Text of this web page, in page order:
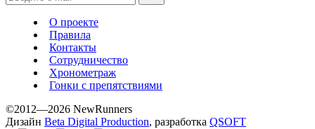
О проекте
Правила
Контакты
Сотрудничество
Хронометраж
Гонки с препятствиями
©2012—2026 NewRunners
Дизайн Beta Digital Production, разработка QSOFT